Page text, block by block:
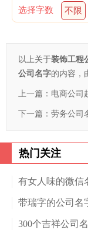
选择字数 不限
以上关于装饰工程
公司名字的内容，
上一篇： 电商公司
下一篇： 劳务公司
热门关注
有女人味的微信
带瑞字的公司名
300个吉祥公司